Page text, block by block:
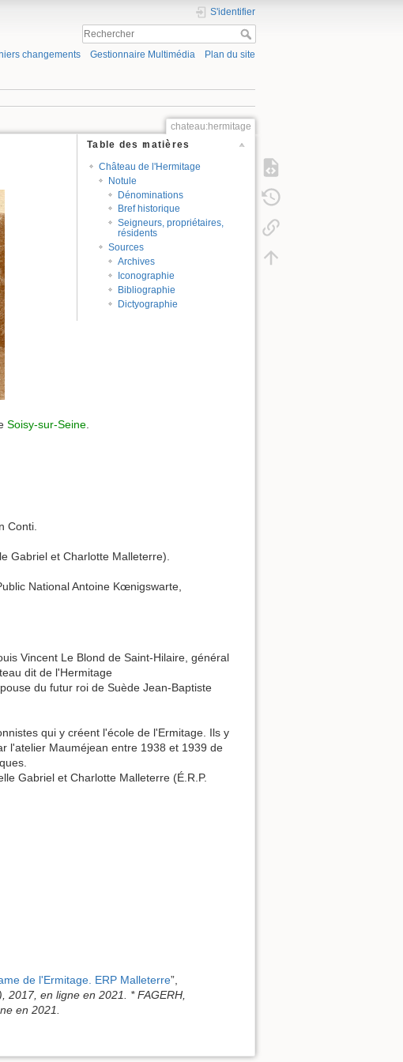
S'identifier
changements Gestionnaire Multimédia Plan du site
chateau:hermitage
Table des matières
Château de l'Hermitage
Notule
Dénominations
Bref historique
Seigneurs, propriétaires,
résidents
Sources
Archives
Iconographie
Bibliographie
Dictyographie
Soisy-sur-Seine.
Conti.
Gabriel et Charlotte Malleterre).
National Antoine Kœnigswarte,
Vincent Le Blond de Saint-Hilaire, général
dit de l'Hermitage
du futur roi de Suède Jean-Baptiste
qui y créent l'école de l'Ermitage. Ils y
l'atelier Mauméjean entre 1938 et 1939 de
Gabriel et Charlotte Malleterre (É.R.P.
de l'Ermitage. ERP Malleterre”,
en ligne en 2021. * FAGERH,
en 2021.